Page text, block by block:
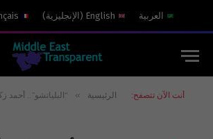
العربية English
( الإنجليزية)
أنت الآن تتصفح: الرئيسية » “البلياتشو”.. أحمد زكي